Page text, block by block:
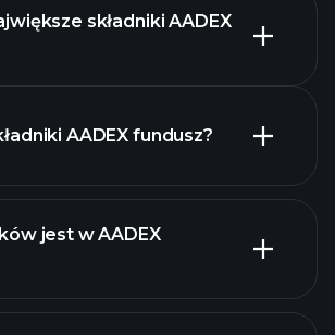
składniki AADEX
AADEX fundusz?
jest w AADEX